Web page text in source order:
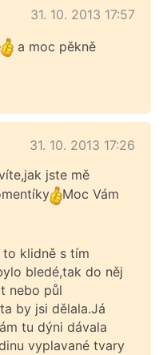
31. 10. 2013 17:57
a moc pěkně
31. 10. 2013 17:26
jste mě
Moc Vám
to klidně s tím
bledé,tak do něj
nebo půl
by jsi dělala.Já
tu dýni dávala
vyplavané tvary